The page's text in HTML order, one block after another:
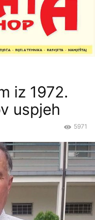
iz 1972.
uspjeh
5971